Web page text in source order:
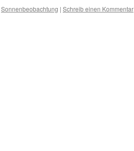
Sonnenbeobachtung | Schreib einen Kommentar